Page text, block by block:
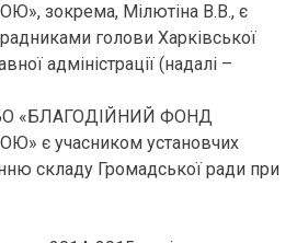
зокрема, Мілютіна В.В., є
голови Харківської
адміністрації (надалі –
«БЛАГОДІЙНИЙ ФОНД
є учасником установчих
складу Громадської ради при